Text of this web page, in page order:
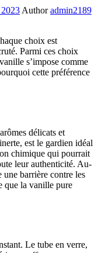
2023 Author admin2189
choix est
Parmi ces choix
s’impose comme
cette préférence
délicats et
est le gardien idéal
chimique qui pourrait
leur authenticité. Au-
barrière contre les
que la vanille pure
Le tube en verre,